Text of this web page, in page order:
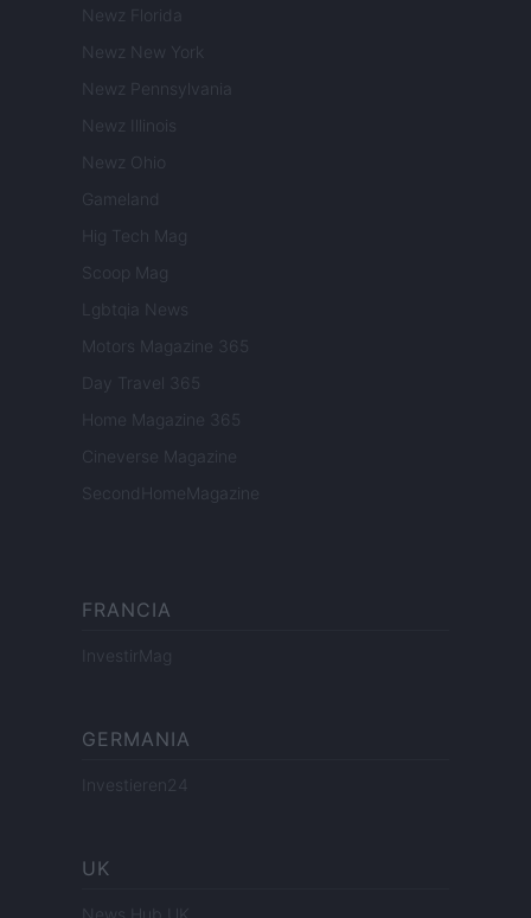
Newz Florida
Newz New York
Newz Pennsylvania
Newz Illinois
Newz Ohio
Gameland
Hig Tech Mag
Scoop Mag
Lgbtqia News
Motors Magazine 365
Day Travel 365
Home Magazine 365
Cineverse Magazine
SecondHomeMagazine
FRANCIA
InvestirMag
GERMANIA
Investieren24
UK